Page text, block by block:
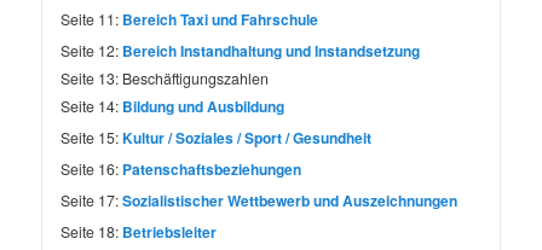
Seite 11: Bereich Taxi und Fahrschule
Seite 12: Bereich Instandhaltung und Instandsetzung
Seite 13: Beschäftigungszahlen
Seite 14: Bildung und Ausbildung
Seite 15:Kultur / Soziales / Sport / Gesundheit
Seite 16: Patenschaftsbeziehungen
Seite 17:Sozialistischer Wettbewerb und Auszeichnungen
Seite 18: Betriebsleiter